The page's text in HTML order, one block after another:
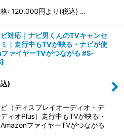
: 120,000円より(税込) …
対応｜ナビ男くんのTVキャンセ
｜走行中もTVが映る・ナビが使
ァイヤーTVがつながる #S-
]
)
（ディスプレイオーディオ・デ
ィオPlus）走行中もTVが映る・
ファイヤーTVがつながる